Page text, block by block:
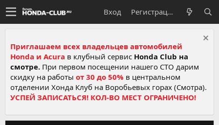
Вход Регистрация
Приглашаем всех владельцев автомобилей
Honda и Acura в клубный сервис Honda Club на
смотре. При первом посещении нашего СТО дарим
скидку на работы от 30 до 50% в центральном
отделении Хонда Клуб на Воробьевых горах (Смотра).
УСПЕЙ ЗАПИСАТЬСЯ! КОЛ-ВО МЕСТ ОГРАНИЧЕНО!